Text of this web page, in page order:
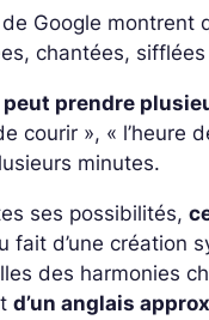
Google
chantées,
prendre
courir », « l’heure
minutes.
ses possibilités,
fait d’une création
des harmonies
d’un anglais